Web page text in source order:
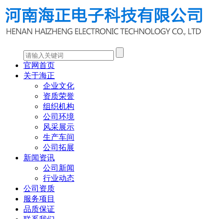
官网首页
关于海正
企业文化
资质荣誉
组织机构
公司环境
风采展示
生产车间
公司拓展
新闻资讯
公司新闻
行业动态
公司资质
服务项目
品质保证